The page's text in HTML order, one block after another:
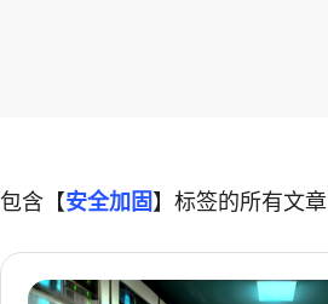
包含【安全加固 】标签的所有文章